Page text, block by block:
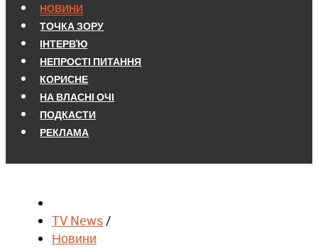
НОВИНИ
ТОЧКА ЗОРУ
ІНТЕРВ'Ю
НЕПРОСТІ ПИТАННЯ
КОРИСНЕ
НА ВЛАСНІ ОЧІ
ПОДКАСТИ
РЕКЛАМА
TV News/
Новини